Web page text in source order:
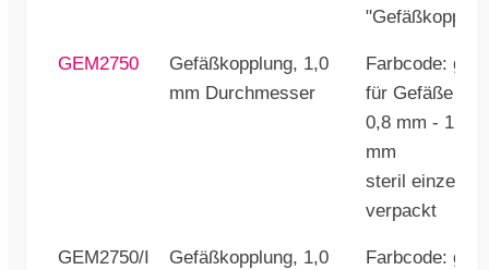
"Gefäßkoppler"
GEM2750
Gefäßkopplung, 1,0
mm Durchmesser
Farbcode: grau
für Gefäße von
0,8 mm - 1,2
mm
steril einzeln
verpackt
GEM2750/I
Gefäßkopplung, 1,0
Farbcode: grau